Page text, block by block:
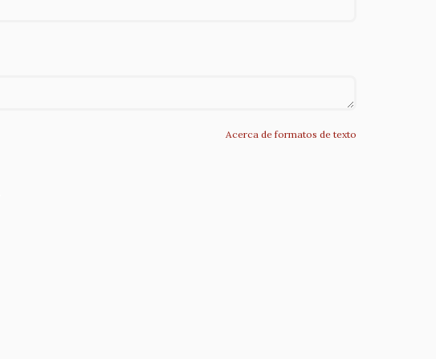
Acerca de formatos de texto